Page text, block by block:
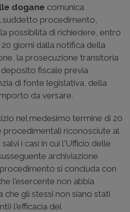
dogane comunica
procedimento,
possibilità di richiedere, entro
giorni dalla notifica della
la prosecuzione transitoria
fiscale previa
di fonte legislativa, della
da versare.
nel medesimo termine di 20
riconosciute al
i casi in cui l'Ufficio delle
archiviazione
si concluda con
l'esercente non abbia
gli stessi non siano stati
l'efficacia del